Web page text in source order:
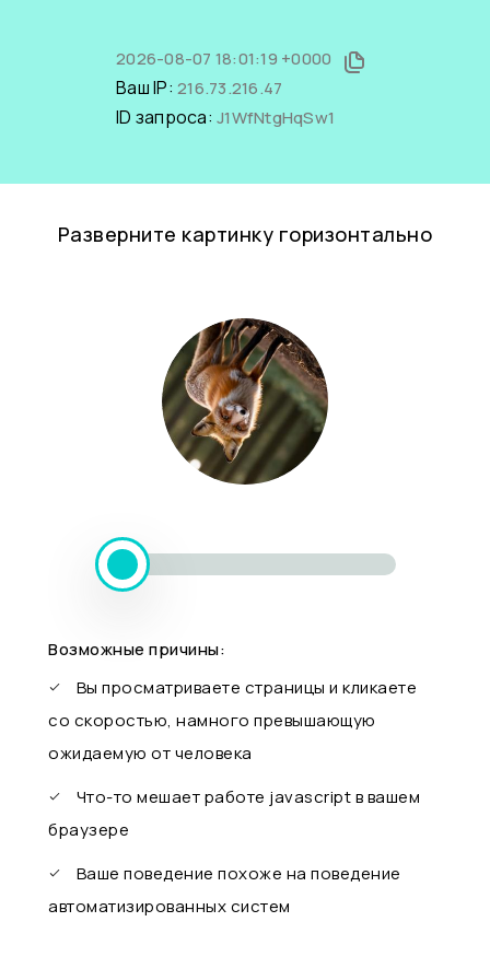
2026-08-07 18:01:19 +0000
Ваш IP: 216.73.216.47
ID запроса: J1WfNtgHqSw1
Разверните картинку горизонтально
Возможные причины:
Вы просматриваете страницы и кликаете
со скоростью, намного превышающую
ожидаемую от человека
Что-то мешает работе javascript в вашем
браузере
Ваше поведение похоже на поведение
автоматизированных систем